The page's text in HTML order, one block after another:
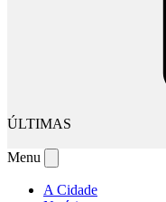
ÚLTIMAS
Menu
A Cidade